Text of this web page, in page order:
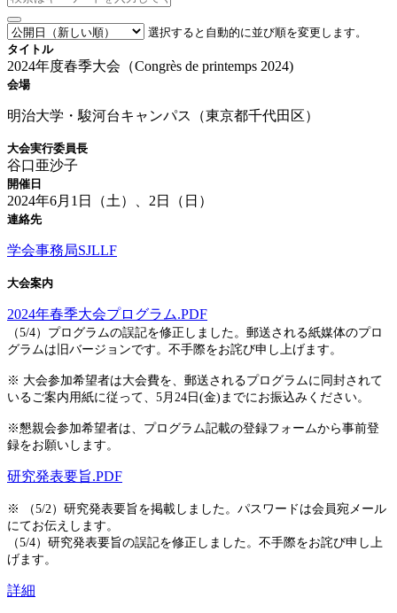
選択すると自動的に並び順を変更します。
タイトル
2024年度春季大会（Congrès de printemps 2024)
会場
明治大学・駿河台キャンパス（東京都千代田区）
大会実行委員長
谷口亜沙子
開催日
2024年6月1日（土）、2日（日）
連絡先
学会事務局SJLLF
大会案内
2024年春季大会プログラム.PDF
（5/4）プログラムの誤記を修正しました。郵送される紙媒体のプロ
グラムは旧バージョンです。不手際をお詫び申し上げます。
※ 大会参加希望者は大会費を、 郵送されるプログラムに同封されて
いるご案内用紙に従って、 5月24日(金)までにお振込みください。
※懇親会参加希望者は、プログラム記載の登録フォームから事前登
録をお願いします。
研究発表要旨.PDF
※ （5/2）研究発表要旨を掲載しました。パスワードは会員宛メール
にてお伝えします。
（5/4）研究発表要旨の誤記を修正しました。不手際をお詫び申し上
げます。
詳細